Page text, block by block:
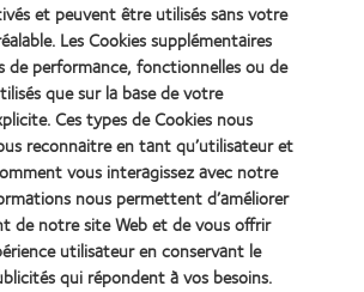
(2011)
Learn
more
about
2012
REBRAND
100®
Global
Award
(2012)
et peuvent être utilisés sans votre
Les Cookies supplémentaires
de performance, fonctionnelles ou de
que sur la base de votre
Ces types de Cookies nous
reconnaitre en tant qu’utilisateur et
vous interagissez avec notre
nous permettent d’améliorer
de notre site Web et de vous offrir
utilisateur en conservant le
qui répondent à vos besoins.